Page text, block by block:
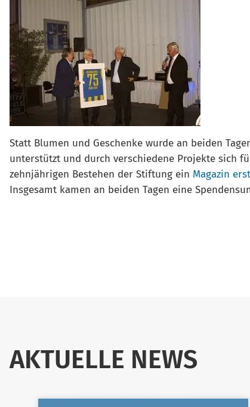
Statt Blumen und Geschenke wurde an beiden
unterstützt und durch verschiedene Projekte sich
zehnjährigen Bestehen der Stiftung ein Magazin
Insgesamt kamen an beiden Tagen eine
AKTUELLE NEWS